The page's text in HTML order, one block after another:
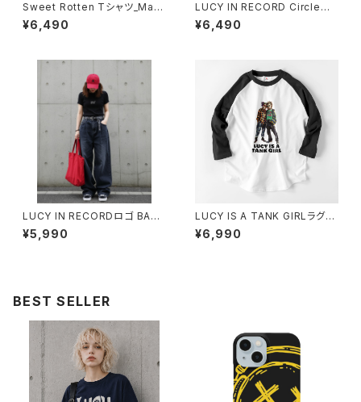
Sweet Rotten Tシャツ_May
be Blue 1014-230221334
¥6,490
LUCY IN RECORD Circleロ
ゴ Tシャツ_Blueblood 1014-
230221291
¥6,490
LUCY IN RECORDロゴ BABY
Tシャツ 1014-230221283
¥5,990
LUCY IS A TANK GIRLラグラ
ンTシャツ 1014-230221138
¥6,990
BEST SELLER